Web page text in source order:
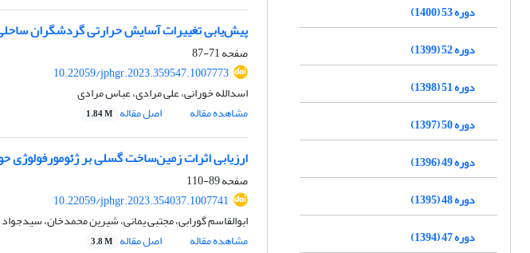
پیش‌یابی تغییرات آسایش حرارتی گردشگران
صفحه71-87
10.22059/jphgr.2023.359547.1007773
اسدالله خورانی، علی مرادی، عباس مرادی
مشاهده مقاله
اصل مقاله 1.84 M
ارزیابی اثرات زمین‌ساخت گسلی بر ژئومورفولوژی
صفحه89-110
10.22059/jphgr.2023.354037.1007741
ابوالقاسم گورابی، مجتبی یمانی، شیرین محمدخان،
مشاهده مقاله
اصل مقاله 3.8 M
دوره 53 (1400)
دوره 52 (1399)
دوره 51 (1398)
دوره 50 (1397)
دوره 49 (1396)
دوره 48 (1395)
دوره 47 (1394)